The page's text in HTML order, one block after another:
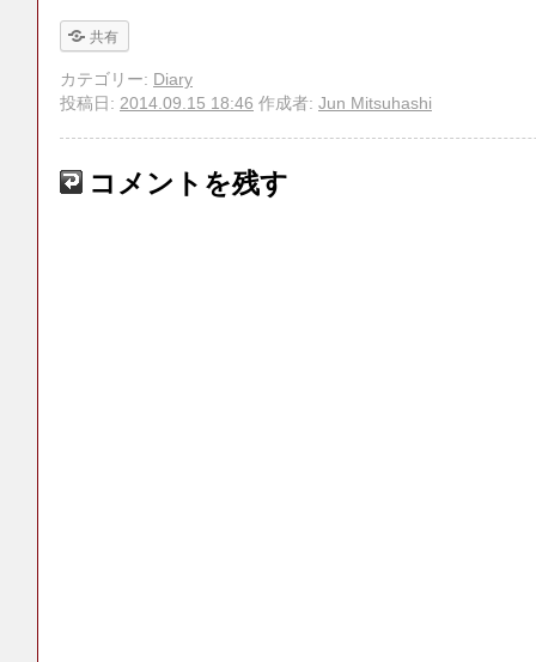
共有
カテゴリー: Diary
投稿日: 2014.09.15 18:46 作成者: Jun Mitsuhashi
コメントを残す